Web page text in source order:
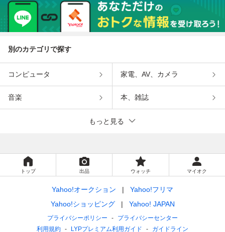
別のカテゴリで探す
コンピュータ 家電、AV、カメラ
音楽 本、雑誌
もっと見る
トップ 出品 ウォッチ マイオク
Yahoo!オークション
Yahoo!フリマ
Yahoo!ショッピング
Yahoo! JAPAN
プライバシーポリシー
プライバシーセンター
利用規約
LYPプレミアム利用ガイド ガイドライン